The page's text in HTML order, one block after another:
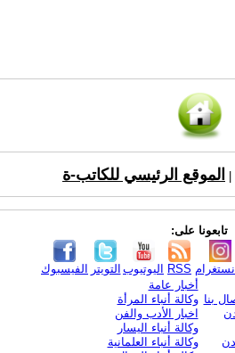
الموقع الرئيسي للكاتب-ة
تابعونا على:
الفيسبوك التويتر اليوتيوب RSS
بنا
أخبار عامة
وكالة أنباء المرأة
اخبار الأدب والفن
وكالة أنباء اليسار
وكالة أنباء العلمانية